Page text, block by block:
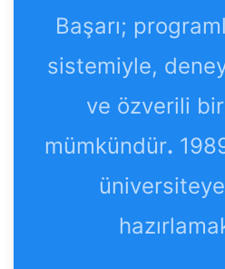
Başarı;
sistemiyle,
ve özverili bir
mümkündür.